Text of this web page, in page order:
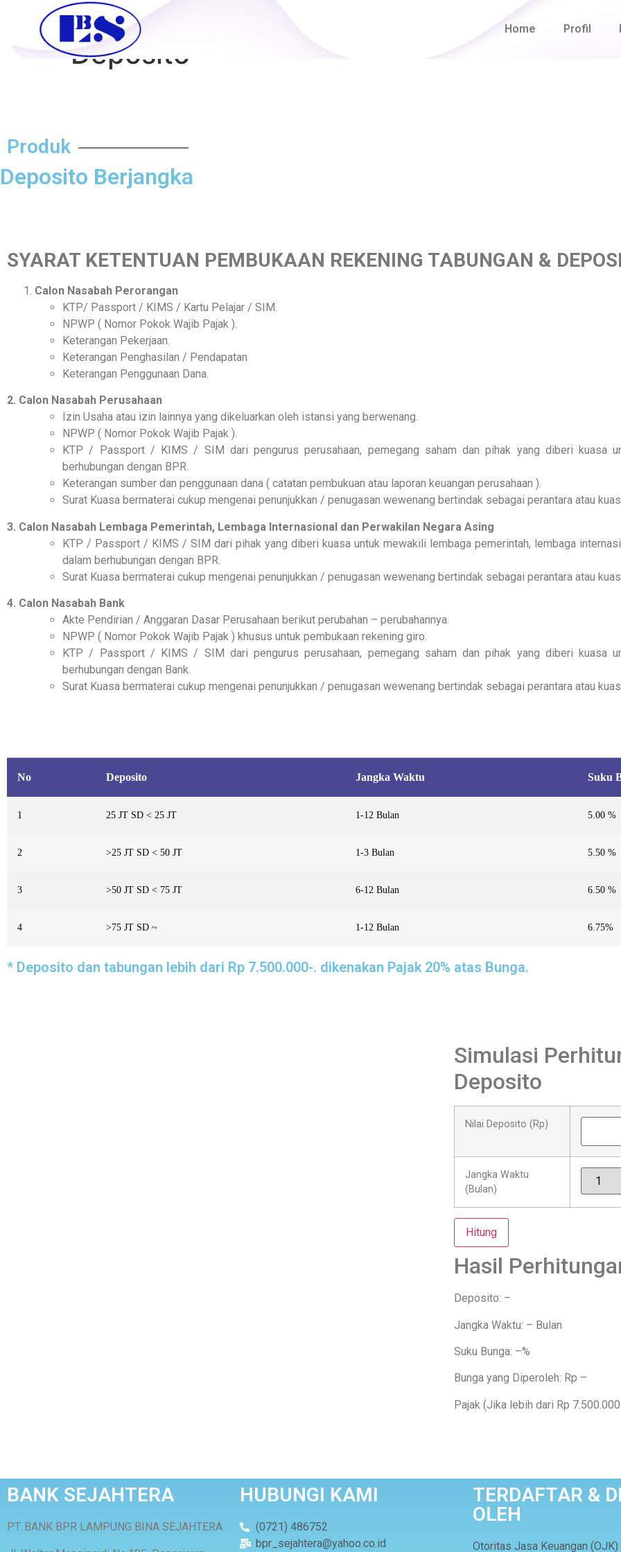
Home Profil
Deposito
Produk
Deposito Berjangka
SYARAT KETENTUAN PEMBUKAAN REKENING TABUNGAN &
Calon Nasabah Perorangan
KTP/ Passport / KIMS / Kartu Pelajar / SIM.
NPWP ( Nomor Pokok Wajib Pajak ).
Keterangan Pekerjaan.
Keterangan Penghasilan / Pendapatan
Keterangan Penggunaan Dana.
2. Calon Nasabah Perusahaan
Izin Usaha atau izin lainnya yang dikeluarkan oleh istansi yang berwenang.
NPWP ( Nomor Pokok Wajib Pajak ).
KTP / Passport / KIMS / SIM dari pengurus perusahaan, pemegang saham dan pihak yang diberi kuasa
berhubungan dengan BPR.
Keterangan sumber dan penggunaan dana ( catatan pembukuan atau laporan keuangan perusahaan ).
Surat Kuasa bermaterai cukup mengenai penunjukkan / penugasan wewenang bertindak sebagai perantara atau
3. Calon Nasabah Lembaga Pemerintah, Lembaga Internasional dan Perwakilan Negara Asing
KTP / Passport / KIMS / SIM dari pihak yang diberi kuasa untuk mewakili lembaga pemerintah, lembaga
dalam berhubungan dengan BPR.
Surat Kuasa bermaterai cukup mengenai penunjukkan / penugasan wewenang bertindak sebagai perantara atau
4. Calon Nasabah Bank
Akte Pendirian / Anggaran Dasar Perusahaan berikut perubahan – perubahannya.
NPWP ( Nomor Pokok Wajib Pajak ) khusus untuk pembukaan rekening giro.
KTP / Passport / KIMS / SIM dari pengurus perusahaan, pemegang saham dan pihak yang diberi kuasa
berhubungan dengan Bank.
Surat Kuasa bermaterai cukup mengenai penunjukkan / penugasan wewenang bertindak sebagai perantara atau
No Deposito Jangka Waktu Suku
1 25 JT SD < 25 JT 1-12 Bulan 5.00 %
2 >25 JT SD < 50 JT 1-3 Bulan 5.50 %
3 >50 JT SD < 75 JT 6-12 Bulan 6.50 %
4 >75 JT SD ~ 1-12 Bulan 6.75%
* Deposito dan tabungan lebih dari Rp 7.500.000-. dikenakan Pajak 20% atas Bunga.
Simulasi
Deposito
Nilai Deposito (Rp)
Jangka Waktu
(Bulan)
Hitung
Hasil
Deposito: –
Jangka Waktu: – Bulan
Suku Bunga: –%
Bunga yang Diperoleh: Rp –
Pajak (Jika lebih dari Rp
BANK SEJAHTERA
PT. BANK BPR LAMPUNG BINA SEJAHTERA
HUBUNGI KAMI
(0721) 486752
bpr_sejahtera@yahoo.co.id
TERDAFTAR &
OLEH
Otoritas Jasa Keuangan (OJK)